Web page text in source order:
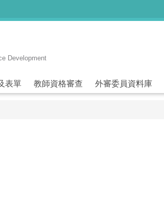
Development
表單 教師資格審查 外審委員資料庫